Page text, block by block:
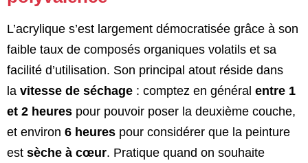
L’acrylique s’est largement démocratisée grâce à son
faible taux de composés organiques volatils et sa
facilité d’utilisation. Son principal atout réside dans
la vitesse de séchage : comptez en général entre 1
et 2 heures pour pouvoir poser la deuxième couche,
et environ 6 heures pour considérer que la peinture
est sèche à cœur. Pratique quand on souhaite